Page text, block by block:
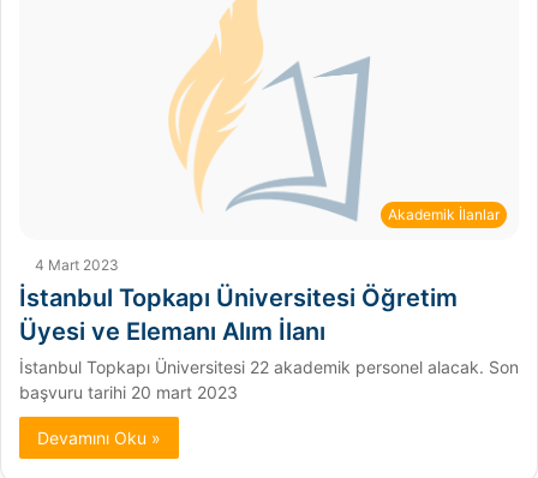
Akademik İlanlar
4 Mart 2023
İstanbul Topkapı Üniversitesi Öğretim
Üyesi ve Elemanı Alım İlanı
İstanbul Topkapı Üniversitesi 22 akademik personel alacak. Son
başvuru tarihi 20 mart 2023
Devamını Oku »